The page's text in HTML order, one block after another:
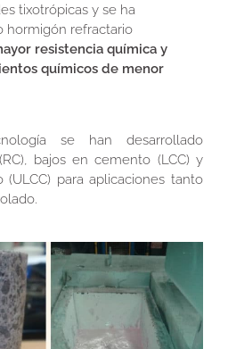
tixotrópicas y se ha
hormigón refractario
resistencia química y
químicos de menor
se han desarrollado
bajos en cemento (LCC) y
para aplicaciones tanto